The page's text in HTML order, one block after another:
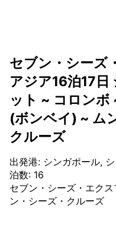
セブン・シーズ
アジア16泊17日
ット ~ コロンボ
(ボンベイ) ~ ム
クルーズ
出発港: シンガポール,
泊数: 16
セブン・シーズ・エク
ン・シーズ・クルーズ